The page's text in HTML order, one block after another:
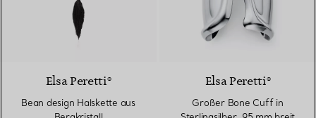
Elsa Peretti®
Bean design Halskette aus
Elsa Peretti®
Großer Bone Cuff in